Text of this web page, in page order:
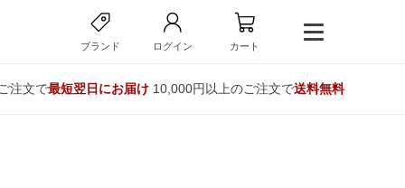
ブランド ログイン カート
注文で最短翌日にお届け10,000円以上のご注文で送料無料